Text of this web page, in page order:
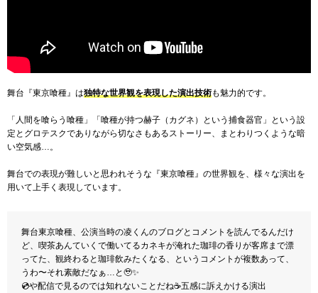
舞台『東京喰種』は独特な世界観を表現した演出技術も魅力的です。
「人間を喰らう喰種」「喰種が持つ赫子（カグネ）という捕食器官」という設
定とグロテスクでありながら切なさもあるストーリー、まとわりつくような暗
い空気感…。
舞台での表現が難しいと思われそうな『東京喰種』の世界観を、様々な演出を
用いて上手く表現しています。
舞台東京喰種、公演当時の凌くんのブログとコメントを読んでるんだけ
ど、喫茶あんていくで働いてるカネキが淹れた珈琲の香りが客席まで漂
ってた、観終わると珈琲飲みたくなる、というコメントが複数あって、
うわ〜それ素敵だなぁ…と🥹✨
💿や配信で見るのでは知れないことだね☕️五感に訴えかける演出